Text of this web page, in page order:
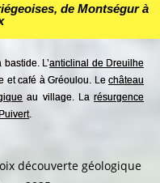
de Montségur à
L’anticlinal de Dreuilhe
et café à Gréoulou. Le château
au village. Larésurgence
.